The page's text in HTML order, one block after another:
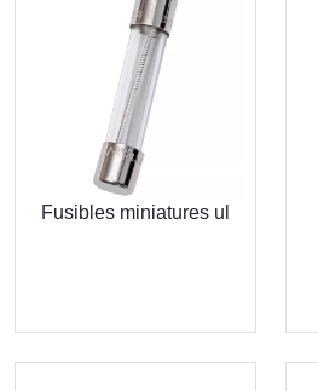
Fusibles miniatures ul